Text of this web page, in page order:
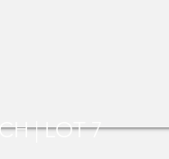
| LOT 7